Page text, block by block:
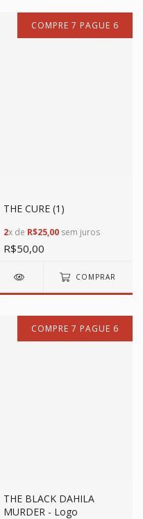
COMPRE 7 PAGUE 6
THE CURE (1)
2x de R$25,00 sem juros
R$50,00
COMPRAR
COMPRE 7 PAGUE 6
THE BLACK DAHILA
MURDER - Logo